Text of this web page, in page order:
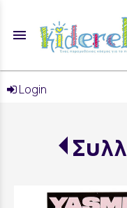
menu
Login